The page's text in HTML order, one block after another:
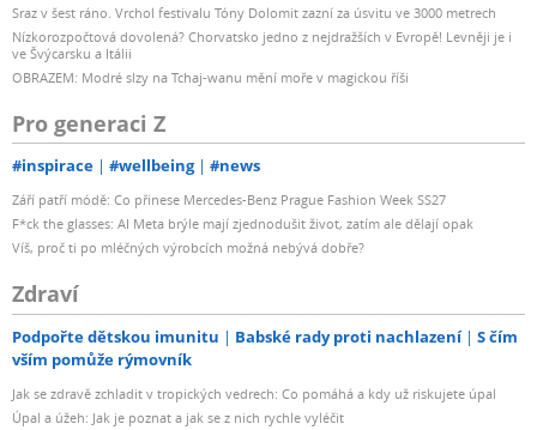
Sraz v šest ráno. Vrchol festivalu Tóny Dolomit zazní za úsvitu ve 3000 metrech
Nízkorozpočtová dovolená? Chorvatsko jedno z nejdražších v Evropě! Levněji je i
ve Švýcarsku a Itálii
OBRAZEM: Modré slzy na Tchaj-wanu mění moře v magickou říši
Pro generaci Z
#inspirace #wellbeing #news
Září patří módě: Co přinese Mercedes-Benz Prague Fashion Week SS27
F*ck the glasses: AI Meta brýle mají zjednodušit život, zatím ale dělají opak
Víš, proč ti po mléčných výrobcích možná nebývá dobře?
Zdraví
Podpořte dětskou imunitu Babské rady proti nachlazení
S čím
vším pomůže rýmovník
Jak se zdravě zchladit v tropických vedrech: Co pomáhá a kdy už riskujete úpal
Úpal a úžeh: Jak je poznat a jak se z nich rychle vyléčit